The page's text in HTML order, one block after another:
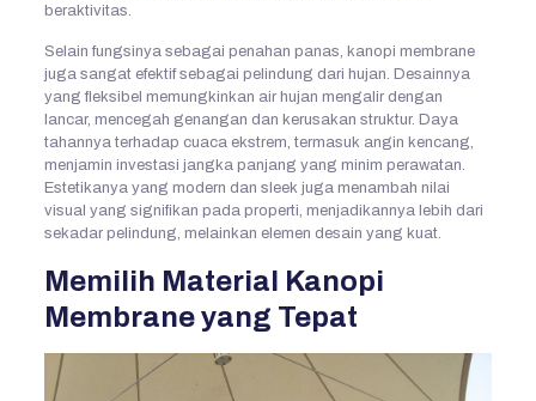
beraktivitas.
Selain fungsinya sebagai penahan panas, kanopi membrane
juga sangat efektif sebagai pelindung dari hujan. Desainnya
yang fleksibel memungkinkan air hujan mengalir dengan
lancar, mencegah genangan dan kerusakan struktur. Daya
tahannya terhadap cuaca ekstrem, termasuk angin kencang,
menjamin investasi jangka panjang yang minim perawatan.
Estetikanya yang modern dan sleek juga menambah nilai
visual yang signifikan pada properti, menjadikannya lebih dari
sekadar pelindung, melainkan elemen desain yang kuat.
Memilih Material Kanopi
Membrane yang Tepat